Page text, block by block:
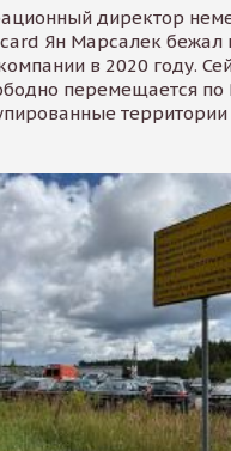
директор
Ян Марсалек бежал
в 2020 году.
перемещается по